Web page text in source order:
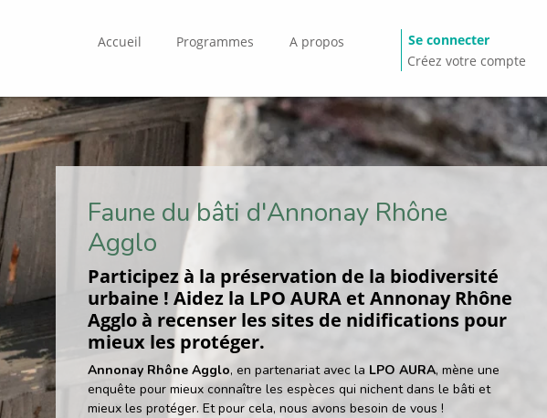
Accueil Programmes A propos
Se connecter
Créez votre compte
Faune du bâti d'Annonay Rhône
Agglo
Participez à la préservation de la biodiversité
urbaine ! Aidez la LPO AURA et Annonay Rhône
Agglo à recenser les sites de nidifications pour
mieux les protéger.
Annonay Rhône Agglo, en partenariat avec la LPO AURA, mène une
enquête pour mieux connaître les espèces qui nichent dans le bâti et
mieux les protéger. Et pour cela, nous avons besoin de vous !